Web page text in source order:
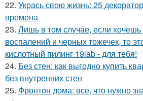
22. Укрась свою жизнь: 25
времена
23. Лишь в том случае, если
воспалений и черных тожечек, то
кислотный пилинг 19lab - для тебя!
24. Без стен: как выгодно купить
без внутренних стен
25. Фронтон дома: все, что нужно